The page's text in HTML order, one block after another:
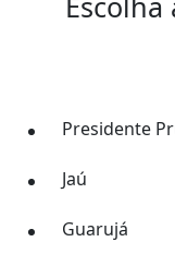
Presidente
Jaú
Guarujá